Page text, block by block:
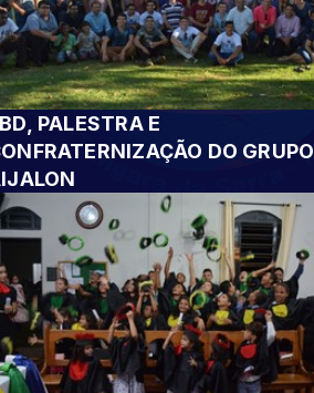
PALESTRA E
DO GRUPO